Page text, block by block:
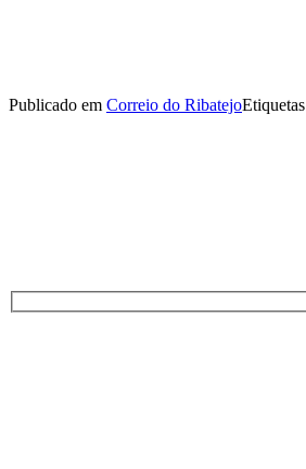
Publicado em Correio do RibatejoEtiquetas